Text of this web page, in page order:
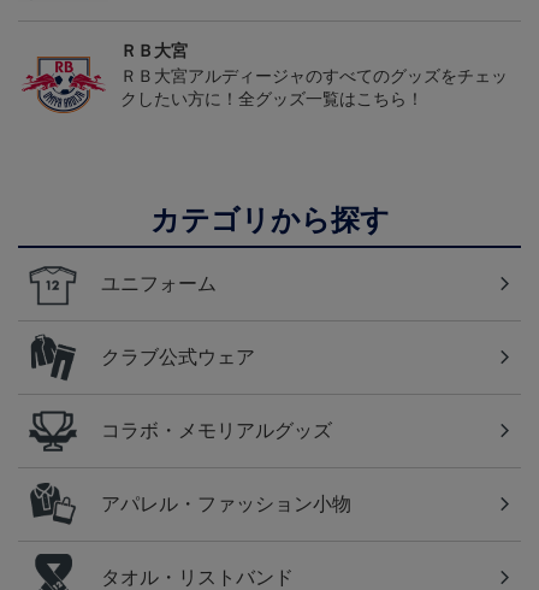
ＲＢ大宮
ＲＢ大宮アルディージャのすべてのグッズをチェッ
クしたい方に！全グッズ一覧はこちら！
カテゴリから探す
ユニフォーム
クラブ公式ウェア
コラボ・メモリアルグッズ
アパレル・ファッション小物
タオル・リストバンド